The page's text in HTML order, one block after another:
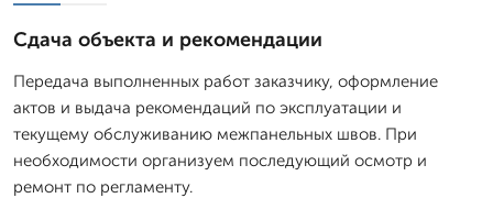
Сдача объекта и рекомендации
Передача выполненных работ заказчику, оформление
актов и выдача рекомендаций по эксплуатации и
текущему обслуживанию межпанельных швов. При
необходимости организуем последующий осмотр и
ремонт по регламенту.